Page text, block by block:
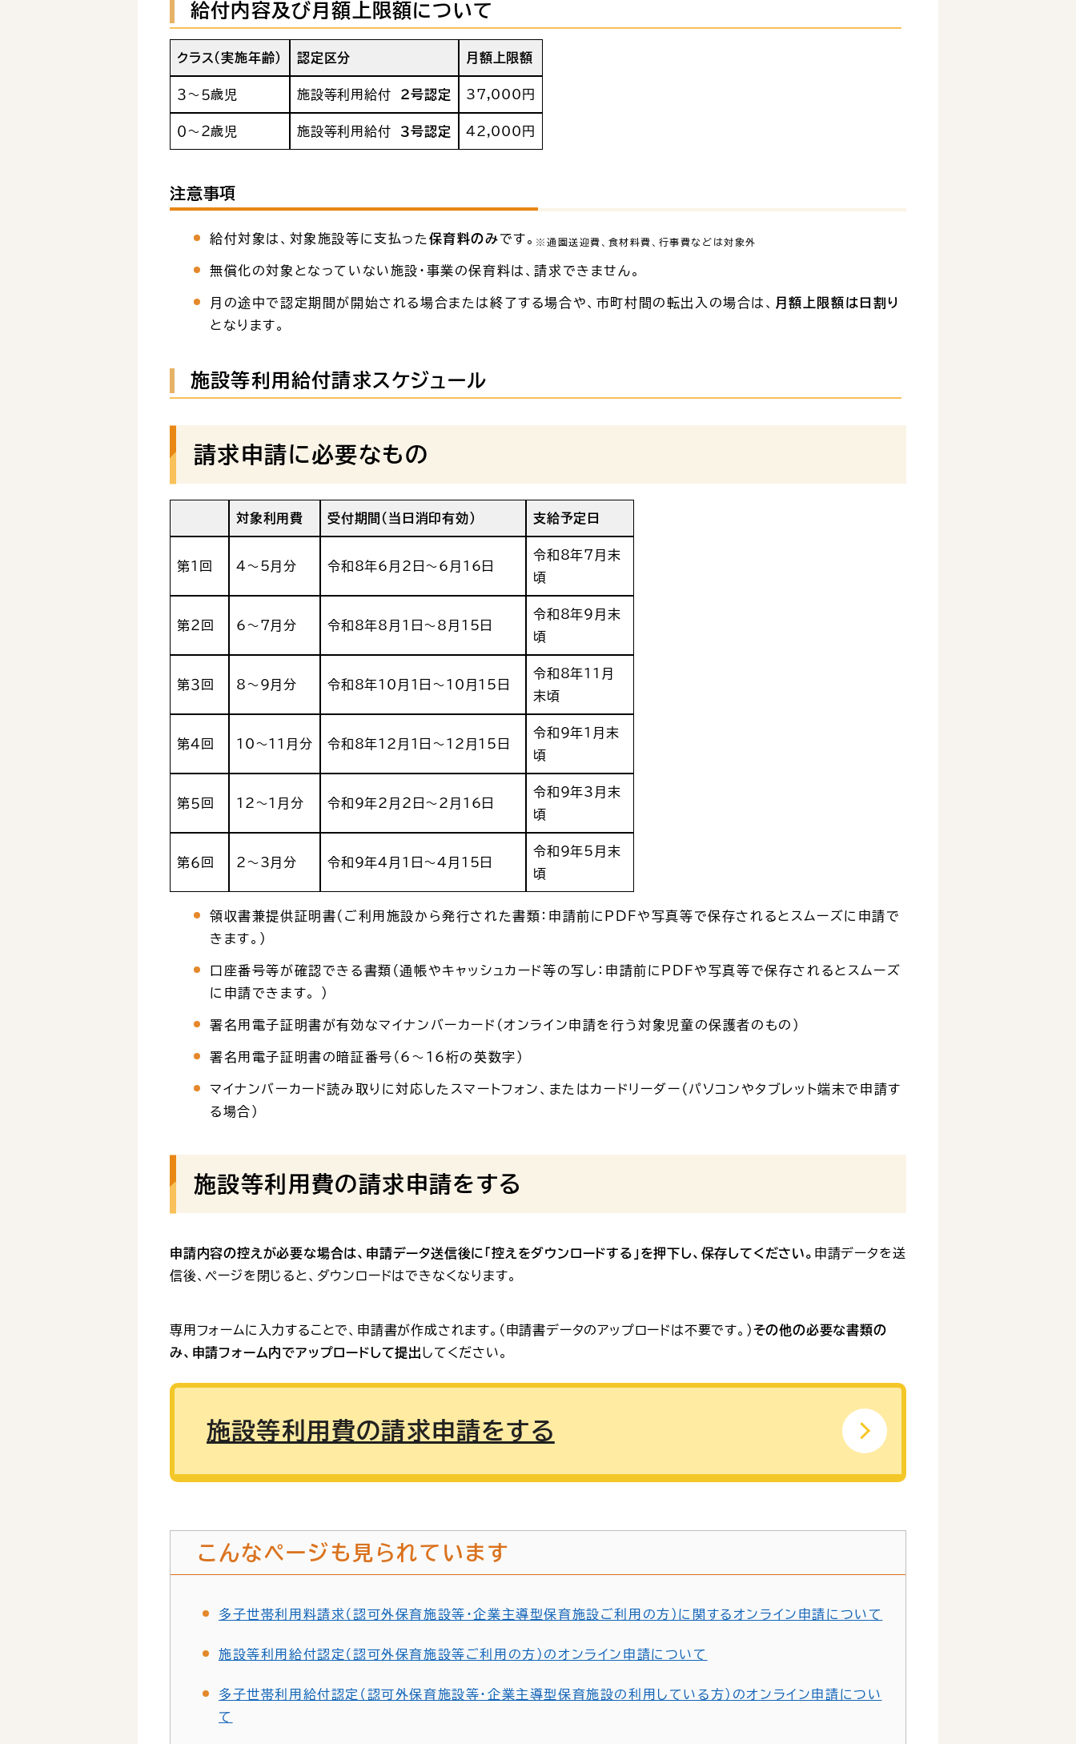
給付内容及び月額上限額について
クラス（実施年齢） 認定区分 月額上限額
３～５歳児 施設等利用給付 ２号認定 37,000円
０～２歳児 施設等利用給付 ３号認定 42,000円
注意事項
給付対象は、対象施設等に支払った 保育料のみです。 ※通園送迎費、食材料費、行事費などは対象外
無償化の対象となっていない施設・事業の保育料は、請求できません。
月の途中で認定期間が開始される場合または終了する場合や、市町村間の転出入の場合は、
月額上限額は日割り
となります。
施設等利用給付請求スケジュール
請求申請に必要なもの
対象利用費 受付期間 （当日消印有効） 支給予定日
第１回 4～5月分 令和8年6月2日～6月16日
令和8年7月末
頃
第２回 6～7月分 令和8年8月1日～8月15日
令和8年9月末
頃
第３回 8～9月分 令和8年10月1日～10月15日
令和8年11月
末頃
第４回 10～11月分 令和8年12月1日～12月15日
令和9年1月末
頃
第５回 12～1月分 令和9年2月２日～2月16日
令和9年3月末
頃
第６回 2～3月分 令和9年4月1日～4月15日
令和9年5月末
頃
領収書兼提供証明書（ご利用施設から発行された書類：申請前にPDFや写真等で保存されるとスムーズに申請で
きます。）
口座番号等が確認できる書類（通帳やキャッシュカード等の写し：申請前にPDFや写真等で保存されるとスムーズ
に申請できます。 ）
署名用電子証明書が有効なマイナンバーカード（オンライン申請を行う対象児童の保護者のもの）
署名用電子証明書の暗証番号（6～16桁の英数字）
マイナンバーカード読み取りに対応したスマートフォン、またはカードリーダー（パソコンやタブレット端末で申請す
る場合）
施設等利用費の請求申請をする
申請内容の控えが必要な場合は、申請データ送信後に「控えをダウンロードする」を押下し、保存してください。 申請データを送
信後、ページを閉じると、ダウンロードはできなくなります。
専用フォームに入力することで、申請書が作成されます。（申請書データのアップロードは不要です。）その他の必要な書類の
み、申請フォーム内でアップロードして提出 してください。
施設等利用費の請求申請をする
こんなページも見られています
多子世帯利用料請求（認可外保育施設等・企業主導型保育施設ご利用の方）に関するオンライン申請について
施設等利用給付認定（認可外保育施設等ご利用の方）のオンライン申請について
多子世帯利用給付認定（認可外保育施設等・企業主導型保育施設の利用している方）のオンライン申請につい
て